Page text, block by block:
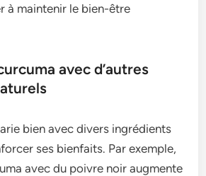
à maintenir le bien-être
avec d’autres
bien avec divers ingrédients
ses bienfaits. Par exemple,
avec du poivre noir augmente